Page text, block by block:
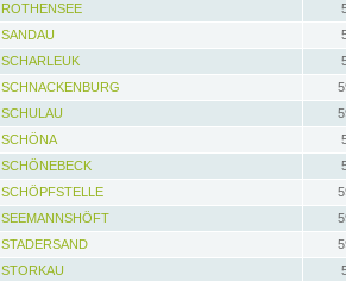
ROTHENSEE
SANDAU
SCHARLEUK
SCHNACKENBURG
SCHULAU
SCHÖNA
SCHÖNEBECK
SCHÖPFSTELLE
SEEMANNSHÖFT
STADERSAND
STORKAU